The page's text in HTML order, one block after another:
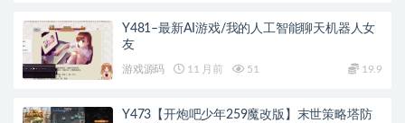
Y481–最新AI游戏/我的人工智能聊天机器人女
友
游戏源码 11 月前 51 19.9
Y473【开炮吧少年259魔改版】末世策略塔防